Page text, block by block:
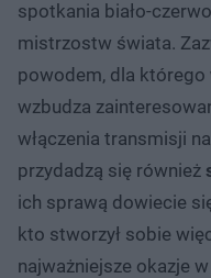
spotkania biało-
mistrzostw świata.
powodem, dla którego
wzbudza
włączenia transmisji
przydadzą się również
ich sprawą dowiecie
kto stworzył sobie
najważniejsze okazje